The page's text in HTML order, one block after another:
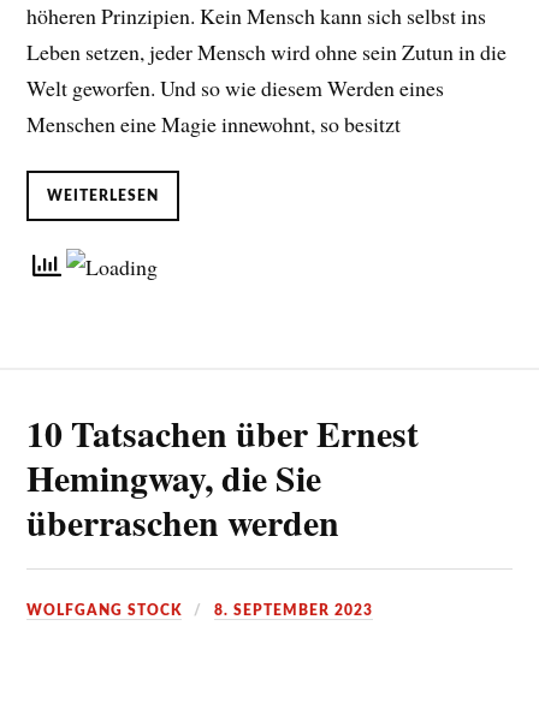
höheren Prinzipien. Kein Mensch kann sich selbst ins
Leben setzen, jeder Mensch wird ohne sein Zutun in die
Welt geworfen. Und so wie diesem Werden eines
Menschen eine Magie innewohnt, so besitzt
WEITERLESEN
10 Tatsachen über Ernest
Hemingway, die Sie
überraschen werden
WOLFGANG STOCK 8. SEPTEMBER 2023